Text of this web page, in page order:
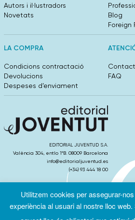
Autors i il·lustradors
Novetats
Blog
Foreign
LA COMPRA
Condicions contractació
Devolucions
Despeses d’enviament
FAQ
EDITORIAL JUVENTUD S.A.
València 304, entlo 1ºB. 08009 Barcelona
info@editorialjuventud.es
(+34) 93 444 18 00
Utilitzem cookies per assegurar-
experiència al usuari al nostre lloc